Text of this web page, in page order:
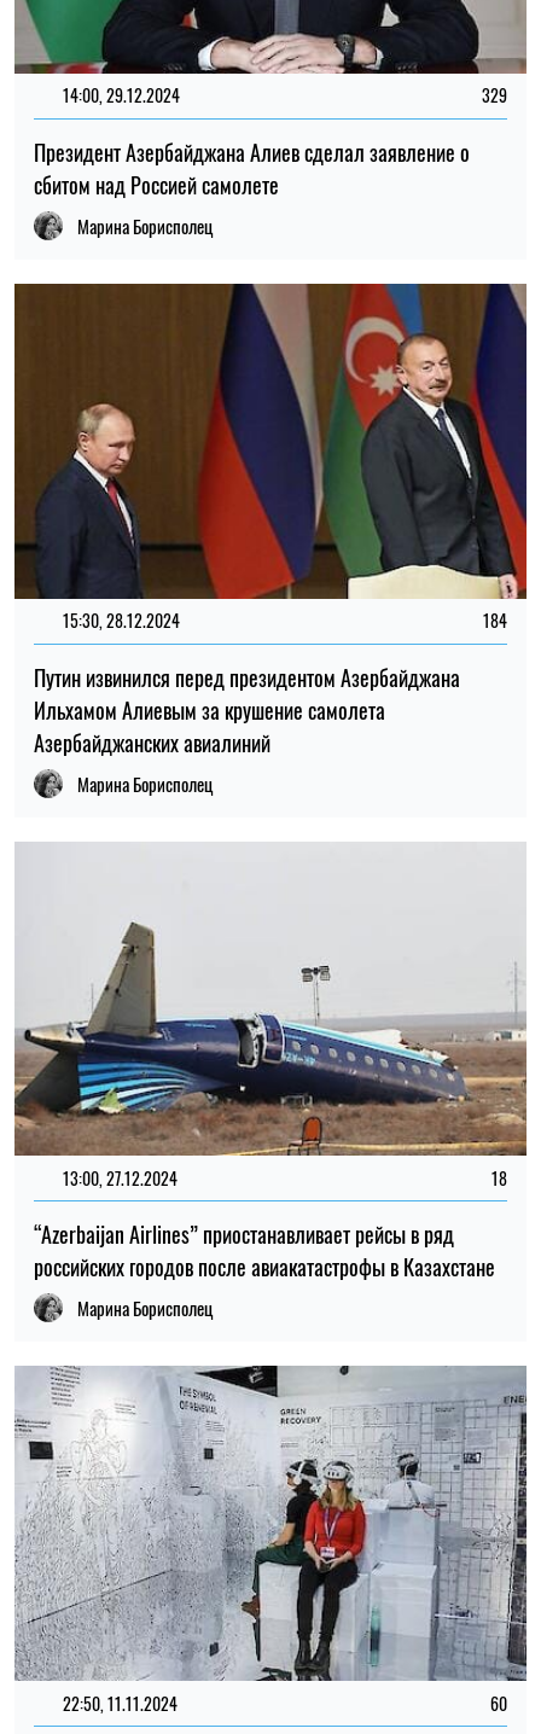
14:00, 29.12.2024 329
Президент Азербайджана Алиев сделал заявление о
сбитом над Россией самолете
Марина Борисполец
15:30, 28.12.2024 184
Путин извинился перед президентом Азербайджана
Ильхамом Алиевым за крушение самолета
Азербайджанских авиалиний
Марина Борисполец
13:00, 27.12.2024 18
“Azerbaijan Airlines” приостанавливает рейсы в ряд
российских городов после авиакатастрофы в Казахстане
Марина Борисполец
22:50, 11.11.2024 60